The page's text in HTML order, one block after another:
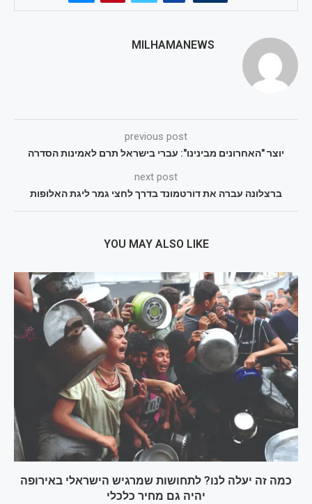
MILHAMANEWS
previous post
יוצר "האחרונים מבינינו": עברי בישראל תרם לאמינות הסדרה
next post
ברצלונה עברה את דורטמונד בדרך לחצי גמר ליגת האלופות
YOU MAY ALSO LIKE
כמה זה יעלה לנו? לתחושות שמרגיש הישראלי באירופה
יהיה גם מחיר כלכלי